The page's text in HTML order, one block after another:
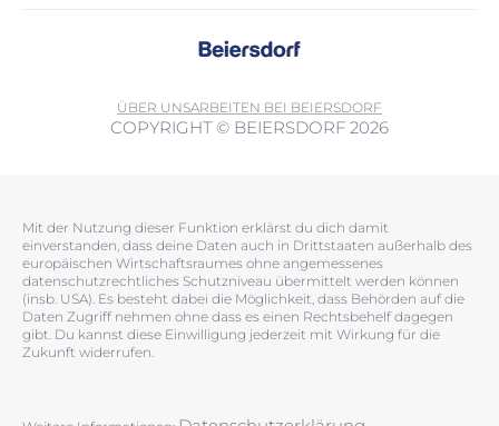
ÜBER UNSARBEITEN BEI BEIERSDORF
COPYRIGHT © BEIERSDORF 2026
Mit der Nutzung dieser Funktion erklärst du dich damit
einverstanden, dass deine Daten auch in Drittstaaten außerhalb des
europäischen Wirtschaftsraumes ohne angemessenes
datenschutzrechtliches Schutzniveau übermittelt werden können
(insb. USA). Es besteht dabei die Möglichkeit, dass Behörden auf die
Daten Zugriff nehmen ohne dass es einen Rechtsbehelf dagegen
gibt. Du kannst diese Einwilligung jederzeit mit Wirkung für die
Zukunft widerrufen.